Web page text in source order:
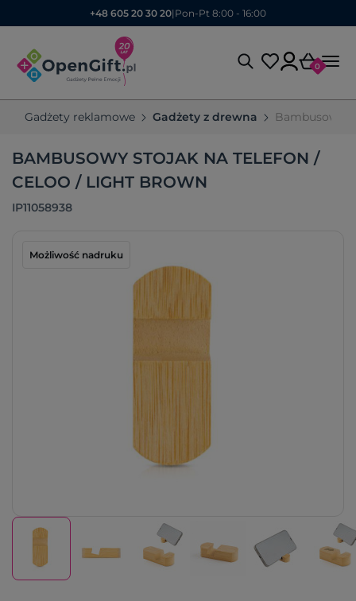
+48 605 20 30 20| Pon-Pt 8:00 - 16:00
0
Gadżety reklamowe Gadżety z drewna Bambusowy
BAMBUSOWY STOJAK NA TELEFON /
CELOO / LIGHT BROWN
IP11058938
Możliwość nadruku